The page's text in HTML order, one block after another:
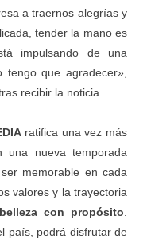
a traernos alegrías y
tender la mano es
impulsando de una
que agradecer»,
recibir la noticia.
ratifica una vez más
una nueva temporada
memorable en cada
valores y la trayectoria
belleza con propósito
país, podrá disfrutar de